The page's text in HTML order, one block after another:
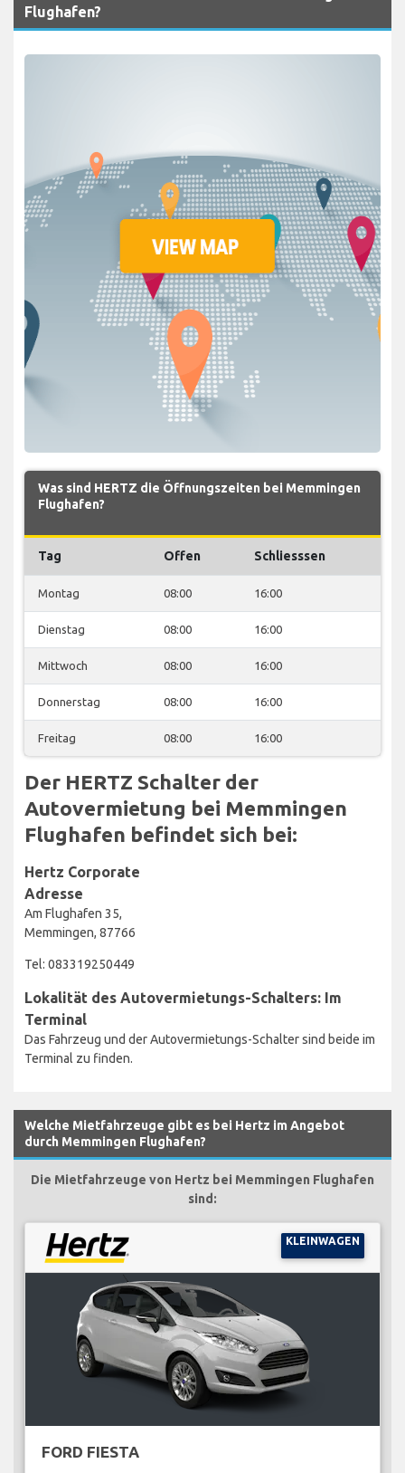
Flughafen?
Was sind HERTZ die Öffnungszeiten bei Memmingen
Flughafen?
Tag Offen Schliesssen
Montag 08:00 16:00
Dienstag 08:00 16:00
Mittwoch 08:00 16:00
Donnerstag 08:00 16:00
Freitag 08:00 16:00
Der HERTZ Schalter der
Autovermietung bei Memmingen
Flughafen befindet sich bei:
Hertz Corporate
Adresse
Am Flughafen 35,
Memmingen, 87766
Tel: 083319250449
Lokalität des Autovermietungs-Schalters: Im
Terminal
Das Fahrzeug und der Autovermietungs-Schalter sind beide im
Terminal zu finden.
Welche Mietfahrzeuge gibt es bei Hertz im Angebot
durch Memmingen Flughafen?
Die Mietfahrzeuge von Hertz bei Memmingen Flughafen
sind:
KLEINWAGEN
FORD FIESTA